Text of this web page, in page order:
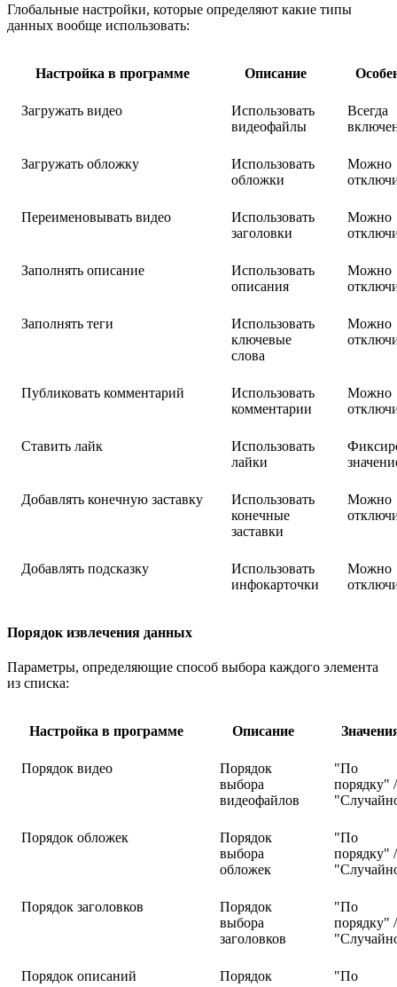
Глобальные настройки, которые определяют какие типы
данных вообще использовать:
Настройка в программе Описание
Загружать видео
Использовать
видеофайлы
Всегда
Загружать обложку
Использовать
обложки
Можно
Переименовывать видео
Использовать
заголовки
Можно
Заполнять описание
Использовать
описания
Можно
Заполнять теги
Использовать
ключевые
слова
Можно
Публиковать комментарий
Использовать
комментарии
Можно
Ставить лайк
Использовать
лайки
Добавлять конечную заставку
Использовать
конечные
заставки
Можно
Добавлять подсказку
Использовать
инфокарточки
Можно
Порядок извлечения данных
Параметры, определяющие способ выбора каждого элемента
из списка:
Настройка в программе Описание
Порядок видео
Порядок
выбора
видеофайлов
"По
порядку" /
Порядок обложек
Порядок
выбора
обложек
"По
порядку" /
Порядок заголовков
Порядок
выбора
заголовков
"По
порядку" /
Порядок описаний
Порядок
"По